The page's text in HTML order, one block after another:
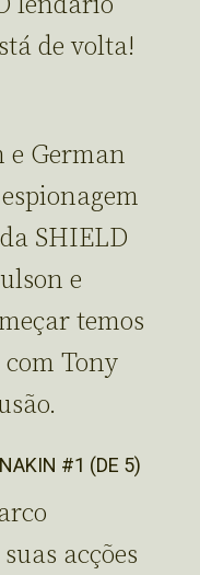
de volta!
e German
SHIELD
e
temos
com Tony
#1 (DE 5)
acções